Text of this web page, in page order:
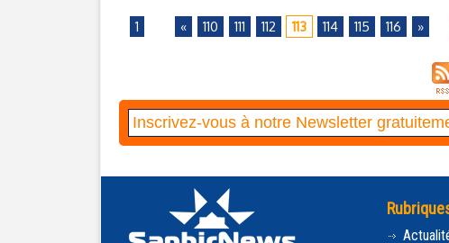
1 « 110 111 112 113 114 115 116 »